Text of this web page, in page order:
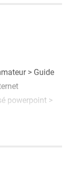
> Guide
powerpoint >